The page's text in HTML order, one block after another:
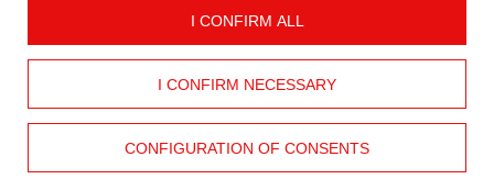
POMOC
KONTAKT
I CONFIRM NECESSARY
CONFIGURATION OF CONSENTS
I CONFIRM ALL